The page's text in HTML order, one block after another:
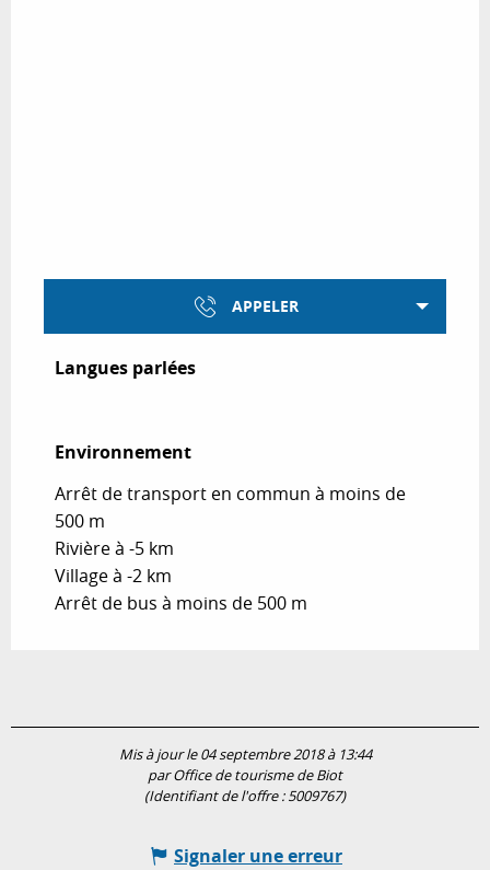
APPELER
Langues parlées
Langues parlées
Environnement
Environnement
Arrêt de transport en commun à moins de
500 m
Rivière à -5 km
Village à -2 km
Arrêt de bus à moins de 500 m
Mis à jour le 04 septembre 2018 à 13:44
par Office de tourisme de Biot
(Identifiant de l'offre :5009767)
Signaler une erreur